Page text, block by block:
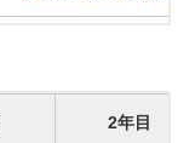
2年目